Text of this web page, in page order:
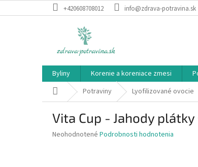
na
+420608708012 info@zdrava-potravina.sk
Byliny Korenie a koreniace zmesi
DomovPotraviny Lyofilizované ovocie
Vita Cup - Jahody
Priemerné
Neohodnotené Podrobnosti hodnotenia